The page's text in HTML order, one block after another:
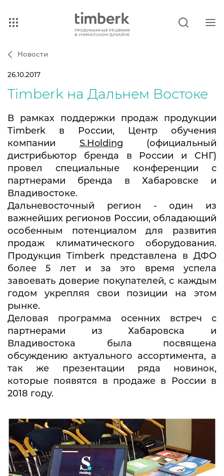
Новости
26.10.2017
Timberk на Дальнем Востоке
В рамках поддержки продаж продукции
Timberk в России, Центр обучения
компании S.Holding (официальный
дистрибьютор бренда в России и СНГ)
провел специальные конференции с
партнерами бренда в Хабаровске и
Владивостоке.
Дальневосточный регион - один из
важнейших регионов России, обладающий
особенным потенциалом для развития
продаж климатического оборудования.
Продукция Timberk представлена в ДФО
более 5 лет и за это время успела
завоевать доверие покупателей, с каждым
годом укрепляя свои позиции на этом
рынке.
Деловая программа осенних встреч с
партнерами из Хабаровска и
Владивостока была посвящена
обсуждению актуального ассортимента, а
так же презентации ряда новинок,
которые появятся в продаже в России в
2018 году.